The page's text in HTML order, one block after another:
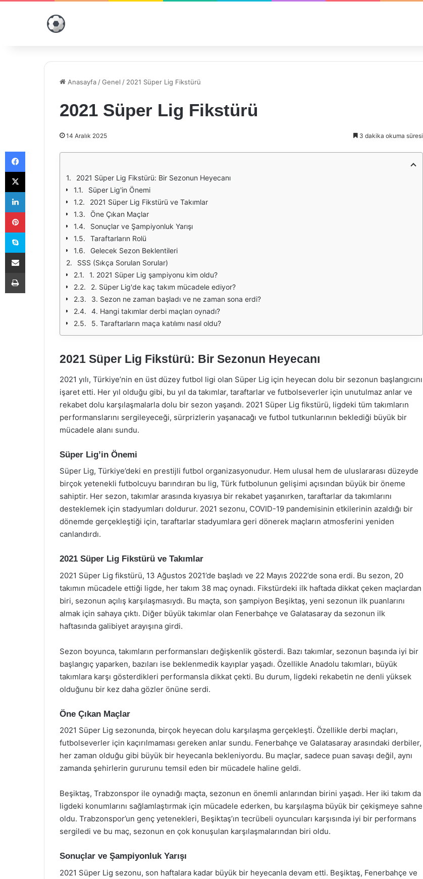
Anasayfa /Genel / 2021 Süper Lig Fikstürü
2021 Süper Lig Fikstürü
14 Aralık 2025 3 dakika okuma süresi
2021 Süper Lig Fikstürü: Bir Sezonun Heyecanı
Süper Lig'in Önemi
2021 Süper Lig Fikstürü ve Takımlar
Öne Çıkan Maçlar
Sonuçlar ve Şampiyonluk Yarışı
Taraftarların Rolü
Gelecek Sezon Beklentileri
SSS (Sıkça Sorulan Sorular)
1. 2021 Süper Lig şampiyonu kim oldu?
2. Süper Lig'de kaç takım mücadele ediyor?
3. Sezon ne zaman başladı ve ne zaman sona erdi?
4. Hangi takımlar derbi maçları oynadı?
5. Taraftarların maça katılımı nasıl oldu?
2021 Süper Lig Fikstürü: Bir Sezonun Heyecanı
2021 yılı, Türkiye’nin en üst düzey futbol ligi olan Süper Lig için heyecan dolu bir sezonun başlangıcını
işaret etti. Her yıl olduğu gibi, bu yıl da takımlar, taraftarlar ve futbolseverler için unutulmaz anlar ve
rekabet dolu karşılaşmalarla dolu bir sezon yaşandı. 2021 Süper Lig fikstürü, ligdeki tüm takımların
performanslarını sergileyeceği, sürprizlerin yaşanacağı ve futbol tutkunlarının beklediği büyük bir
mücadele alanı sundu.
Süper Lig’in Önemi
Süper Lig, Türkiye’deki en prestijli futbol organizasyonudur. Hem ulusal hem de uluslararası düzeyde
birçok yetenekli futbolcuyu barındıran bu lig, Türk futbolunun gelişimi açısından büyük bir öneme
sahiptir. Her sezon, takımlar arasında kıyasıya bir rekabet yaşanırken, taraftarlar da takımlarını
desteklemek için stadyumları doldurur. 2021 sezonu, COVID-19 pandemisinin etkilerinin azaldığı bir
dönemde gerçekleştiği için, taraftarlar stadyumlara geri dönerek maçların atmosferini yeniden
canlandırdı.
2021 Süper Lig Fikstürü ve Takımlar
2021 Süper Lig fikstürü, 13 Ağustos 2021’de başladı ve 22 Mayıs 2022’de sona erdi. Bu sezon, 20
takımın mücadele ettiği ligde, her takım 38 maç oynadı. Fikstürdeki ilk haftada dikkat çeken maçlardan
biri, sezonun açılış karşılaşmasıydı. Bu maçta, son şampiyon Beşiktaş, yeni sezonun ilk puanlarını
almak için sahaya çıktı. Diğer büyük takımlar olan Fenerbahçe ve Galatasaray da sezonun ilk
haftasında galibiyet arayışına girdi.
Sezon boyunca, takımların performansları değişkenlik gösterdi. Bazı takımlar, sezonun başında iyi bir
başlangıç yaparken, bazıları ise beklenmedik kayıplar yaşadı. Özellikle Anadolu takımları, büyük
takımlara karşı gösterdikleri performansla dikkat çekti. Bu durum, ligdeki rekabetin ne denli yüksek
olduğunu bir kez daha gözler önüne serdi.
Öne Çıkan Maçlar
2021 Süper Lig sezonunda, birçok heyecan dolu karşılaşma gerçekleşti. Özellikle derbi maçları,
futbolseverler için kaçırılmaması gereken anlar sundu. Fenerbahçe ve Galatasaray arasındaki derbiler,
her zaman olduğu gibi büyük bir heyecanla bekleniyordu. Bu maçlar, sadece puan savaşı değil, aynı
zamanda şehirlerin gururunu temsil eden bir mücadele haline geldi.
Beşiktaş, Trabzonspor ile oynadığı maçta, sezonun en önemli anlarından birini yaşadı. Her iki takım da
ligdeki konumlarını sağlamlaştırmak için mücadele ederken, bu karşılaşma büyük bir çekişmeye sahne
oldu. Trabzonspor’un genç yetenekleri, Beşiktaş’ın tecrübeli oyuncuları karşısında iyi bir performans
sergiledi ve bu maç, sezonun en çok konuşulan karşılaşmalarından biri oldu.
Sonuçlar ve Şampiyonluk Yarışı
2021 Süper Lig sezonu, son haftalara kadar büyük bir heyecanla devam etti. Beşiktaş, Fenerbahçe ve
Facebook
X
LinkedIn
Pinterest
Skype
E-Posta ile paylaş